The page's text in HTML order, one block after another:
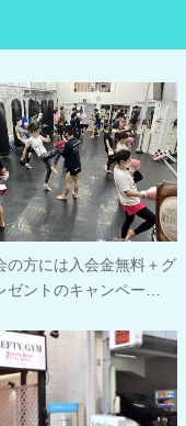
の方には入会金無料＋グ
ゼントのキャンペー…